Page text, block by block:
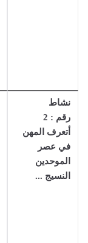
نشاط
رقم : 2
أتعرف المهن
في عصر
الموحدين
النسيج ...